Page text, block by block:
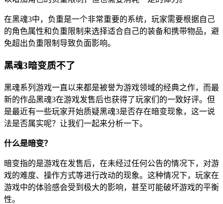
在黑魂3中，负重是一个非常重要的系统，玩家需要根据自己
的角色属性和负重限制来选择适合自己的装备和携带物品，避
免超出负重限制导致负面影响。
黑魂3暗变质不了
黑魂系列游戏一直以来都是被誉为游戏领域的经典之作，而最
新的作品黑魂3在游戏发售后也获得了玩家们的一致好评。但
是最近有一些玩家开始质疑黑魂3是否存在暗变现象，这一说
法是否属实呢？让我们一起来分析一下。
什么是暗变？
暗变指的是游戏在发售后，在未经过任何公告的情况下，对游
戏的难度、操作方式等进行改动的现象。这种情况下，玩家在
游戏中的体验感会受到极大的影响，甚至可能破坏游戏的平衡
性。